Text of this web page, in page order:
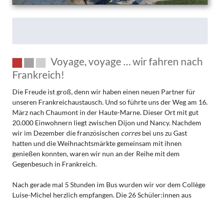
Voyage, voyage … wir fahren nach
Frankreich!
Die Freude ist groß, denn wir haben einen neuen Partner für
unseren Frankreichaustausch. Und so führte uns der Weg am 16.
März nach Chaumont in der Haute-Marne. Dieser Ort mit gut
20.000 Einwohnern liegt zwischen Dijon und Nancy. Nachdem
wir im Dezember die französischen corresbei uns zu Gast
hatten und die Weihnachtsmärkte gemeinsam mit ihnen
genießen konnten, waren wir nun an der Reihe mit dem
Gegenbesuch in Frankreich.
Nach gerade mal 5 Stunden im Bus wurden wir vor dem Collège
Luise-Michel herzlich empfangen. Die 26 Schüler:innen aus